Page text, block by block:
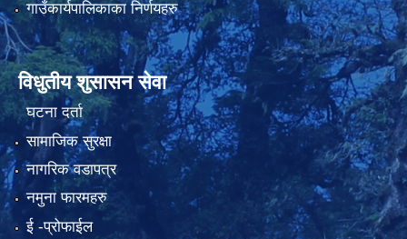
गाउँकार्यपालिकाका निर्णयहरु
विधुतीय शुसासन सेवा
घटना दर्ता
सामाजिक सुरक्षा
नागरिक वडापत्र
नमुना फारमहरु
ई -प्रोफाईल